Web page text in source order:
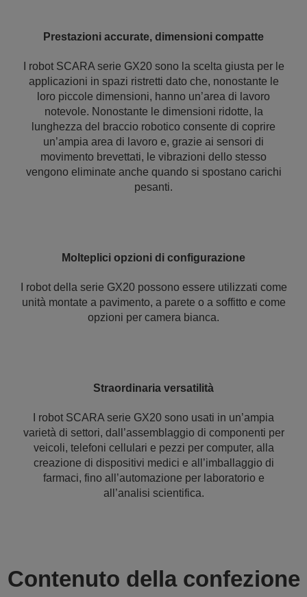
Prestazioni accurate, dimensioni compatte
I robot SCARA serie GX20 sono la scelta giusta per le
applicazioni in spazi ristretti dato che, nonostante le
loro piccole dimensioni, hanno un’area di lavoro
notevole. Nonostante le dimensioni ridotte, la
lunghezza del braccio robotico consente di coprire
un’ampia area di lavoro e, grazie ai sensori di
movimento brevettati, le vibrazioni dello stesso
vengono eliminate anche quando si spostano carichi
pesanti.
Molteplici opzioni di configurazione
I robot della serie GX20 possono essere utilizzati come
unità montate a pavimento, a parete o a soffitto e come
opzioni per camera bianca.
Straordinaria versatilità
I robot SCARA serie GX20 sono usati in un’ampia
varietà di settori, dall’assemblaggio di componenti per
veicoli, telefoni cellulari e pezzi per computer, alla
creazione di dispositivi medici e all’imballaggio di
farmaci, fino all’automazione per laboratorio e
all’analisi scientifica.
Contenuto della confezione